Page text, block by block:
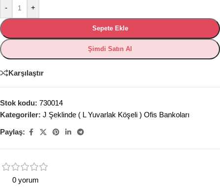
- +
Sepete Ekle
Şimdi Satın Al
Karşılaştır
Stok kodu: 730014
Kategoriler: J Şeklinde ( L Yuvarlak Köşeli ) Ofis Bankoları
Paylaş:
0 yorum